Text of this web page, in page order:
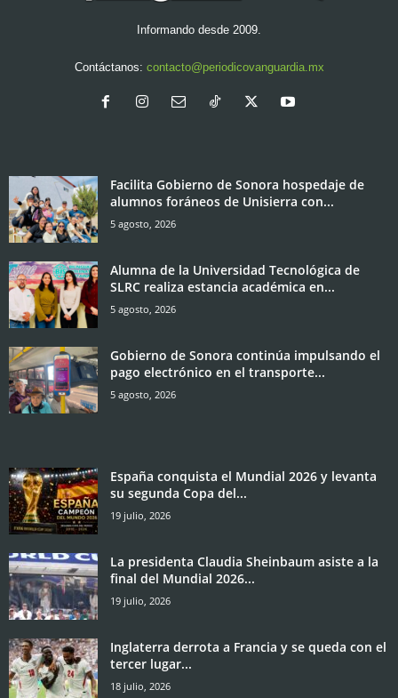
Informando desde 2009.
Contáctanos: contacto@periodicovanguardia.mx
Facilita Gobierno de Sonora hospedaje de
alumnos foráneos de Unisierra con...
5 agosto, 2026
Alumna de la Universidad Tecnológica de
SLRC realiza estancia académica en...
5 agosto, 2026
Gobierno de Sonora continúa impulsando el
pago electrónico en el transporte...
5 agosto, 2026
España conquista el Mundial 2026 y levanta
su segunda Copa del...
19 julio, 2026
La presidenta Claudia Sheinbaum asiste a la
final del Mundial 2026...
19 julio, 2026
Inglaterra derrota a Francia y se queda con el
tercer lugar...
18 julio, 2026